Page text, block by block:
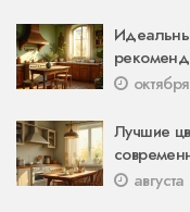
Лучшие